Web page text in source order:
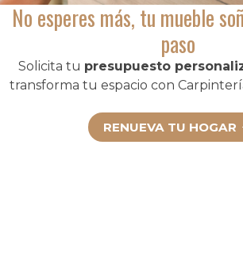
No esperes más, tu mueble
paso
Solicita tu presupuesto
transforma tu espacio con
RENUEVA TU HOGAR